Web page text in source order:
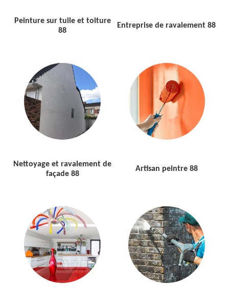
Peinture sur tuile et toiture
88
Entreprise de ravalement 88
Nettoyage et ravalement de
façade 88
Artisan peintre 88